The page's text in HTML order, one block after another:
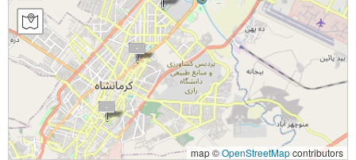
map ©OpenStreetMapcontributors